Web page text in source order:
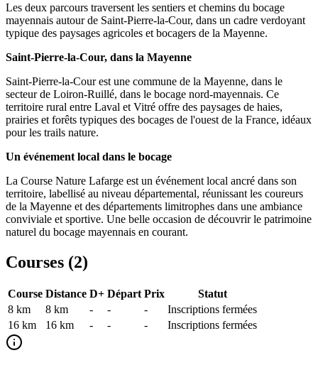
Les deux parcours traversent les sentiers et chemins du bocage
mayennais autour de Saint-Pierre-la-Cour, dans un cadre verdoyant
typique des paysages agricoles et bocagers de la Mayenne.
Saint-Pierre-la-Cour, dans la Mayenne
Saint-Pierre-la-Cour est une commune de la Mayenne, dans le
secteur de Loiron-Ruillé, dans le bocage nord-mayennais. Ce
territoire rural entre Laval et Vitré offre des paysages de haies,
prairies et forêts typiques des bocages de l'ouest de la France, idéaux
pour les trails nature.
Un événement local dans le bocage
La Course Nature Lafarge est un événement local ancré dans son
territoire, labellisé au niveau départemental, réunissant les coureurs
de la Mayenne et des départements limitrophes dans une ambiance
conviviale et sportive. Une belle occasion de découvrir le patrimoine
naturel du bocage mayennais en courant.
Courses (2)
Course Distance D+ Départ Prix
Statut
8 km
8 km - - -
Inscriptions fermées
16 km
16 km - - - Inscriptions fermées